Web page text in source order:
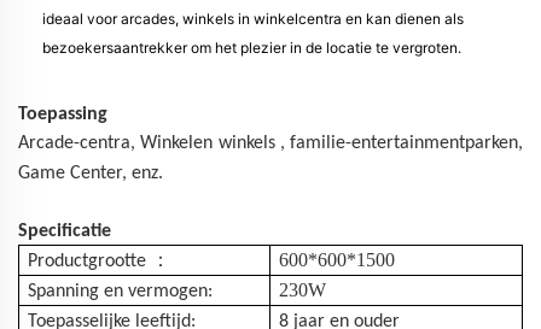
ideaal voor arcades, winkels in winkelcentra en kan dienen als
bezoekersaantrekker om het plezier in de locatie te vergroten.
Toepassing
Arcade-centra,Winkelen winkels , familie-entertainmentparken,
Game Center, enz.
Specificatie
Productgrootte
： 600*600*1500
Spanning en vermogen: 230W
Toepasselijke leeftijd:
8 jaar en ouder